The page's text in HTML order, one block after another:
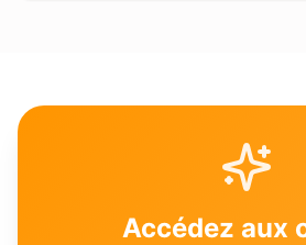
Accédez aux